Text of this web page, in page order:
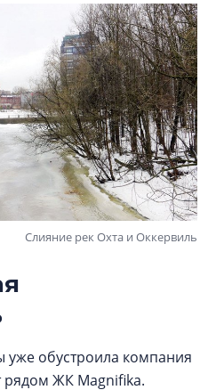
Слияние рек Охта и Оккервиль
уже обустроила компания
рядом ЖК Magnifika.